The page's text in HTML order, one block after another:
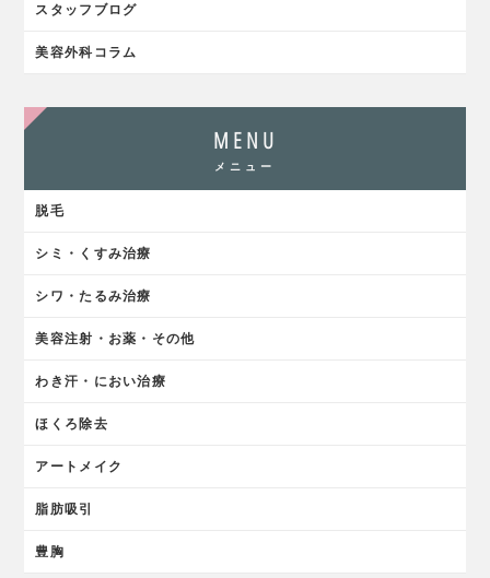
スタッフブログ
美容外科コラム
MENU
メニュー
脱毛
シミ・くすみ治療
シワ・たるみ治療
美容注射・お薬・その他
わき汗・におい治療
ほくろ除去
アートメイク
脂肪吸引
豊胸